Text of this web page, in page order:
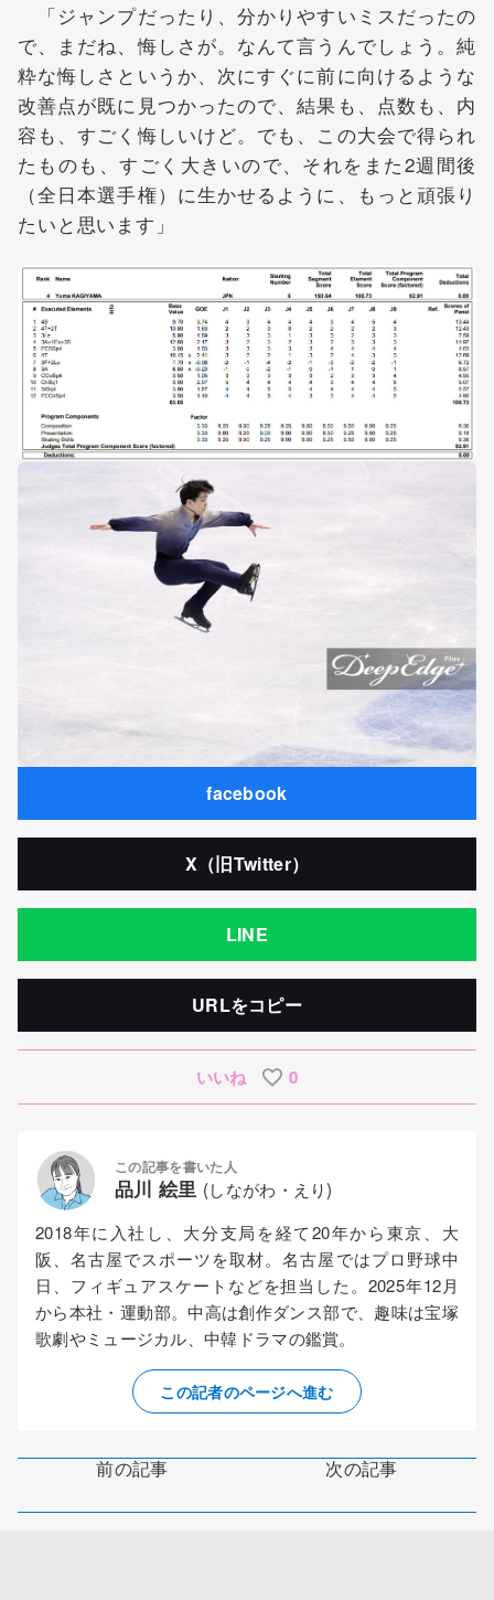
「ジャンプだったり、分かりやすいミスだったの
で、まだね、悔しさが。なんて言うんでしょう。純
粋な悔しさというか、次にすぐに前に向けるような
改善点が既に見つかったので、結果も、点数も、内
容も、すごく悔しいけど。でも、この大会で得られ
たものも、すごく大きいので、それをまた2週間後
（全日本選手権）に生かせるように、もっと頑張り
たいと思います」
facebook
X（旧Twitter）
LINE
URLをコピー
いいね 0
この記事を書いた人
品川 絵里 (しながわ・えり)
2018年に入社し、大分支局を経て20年から東京、大
阪、名古屋でスポーツを取材。名古屋ではプロ野球中
日、フィギュアスケートなどを担当した。2025年12月
から本社・運動部。中高は創作ダンス部で、趣味は宝塚
歌劇やミュージカル、中韓ドラマの鑑賞。
この記者のページへ進む
前の記事 次の記事